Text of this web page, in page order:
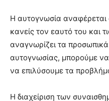
Η αυτογνωσία αναφέρεται
κανείς τον εαυτό του και
αναγνωρίζει τα
αυτογνωσίας, μπορούμε να
να επιλύσουμε τα
Η διαχείριση των